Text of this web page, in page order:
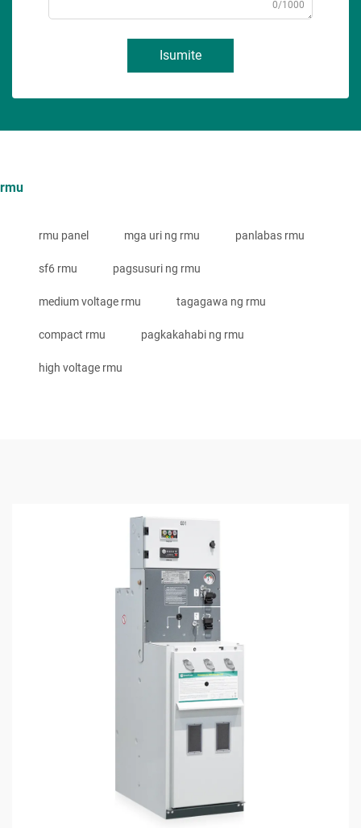
0/1000
Isumite
rmu
rmu panel mga uri ng rmu panlabas rmu
sf6 rmu pagsusuri ng rmu
medium voltage rmu tagagawa ng rmu
compact rmu pagkakahabi ng rmu
high voltage rmu